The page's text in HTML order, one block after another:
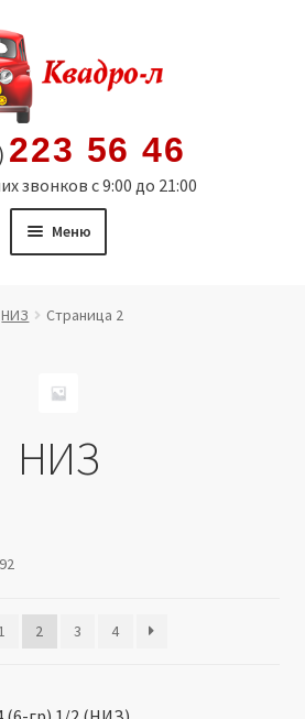
223 56 46
звонков с 9:00 до 21:00
Меню
обработки персональных
НИЗ Страница 2
НИЗ
2 3 4